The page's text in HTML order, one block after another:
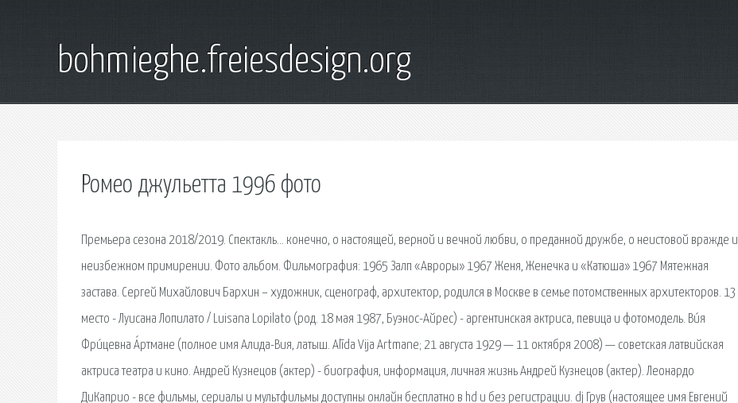
bohmieghe.freiesdesign.org
Ромео джульетта 1996 фото
Премьера сезона 2018/2019. Спектакль… конечно, о настоящей, верной и вечной любви, о преданной дружбе, о неистовой вражде и
неизбежном примирении. Фото альбом. Фильмография: 1965 Залп «Авроры» 1967 Женя, Женечка и «Катюша» 1967 Мятежная
застава. Сергей Михайлович Бархин – художник, сценограф, архитектор, родился в Москве в семье потомственных архитекторов. 13
место - Луисана Лопилато / Luisana Lopilato (род. 18 мая 1987, Буэнос-Айрес) - аргентинская актриса, певица и фотомодель. Ви́я
Фри́цевна А́ртмане (полное имя Алида-Вия, латыш. Alīda Vija Artmane; 21 августа 1929 — 11 октября 2008) — советская латвийская
актриса театра и кино. Андрей Кузнецов (актер) - биография, информация, личная жизнь Андрей Кузнецов (актер). Леонардо
ДиКаприо - все фильмы, сериалы и мультфильмы доступны онлайн бесплатно в hd и без регистрации. dj Грув (настоящее имя Евгений